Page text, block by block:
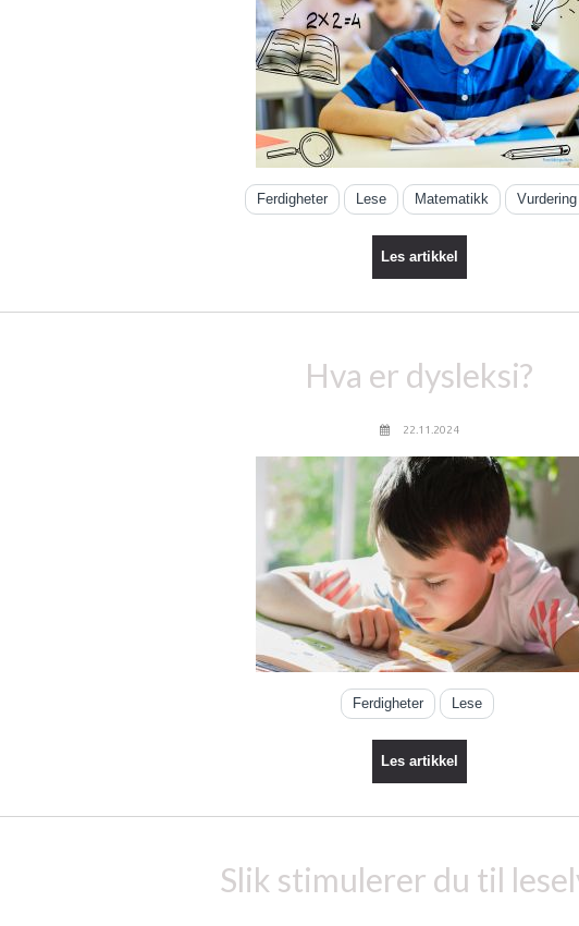
Ferdigheter Lese Matematikk Vurdering
Les artikkel
Hva er dysleksi?
22.11.2024
Ferdigheter Lese
Les artikkel
Slik stimulerer du til